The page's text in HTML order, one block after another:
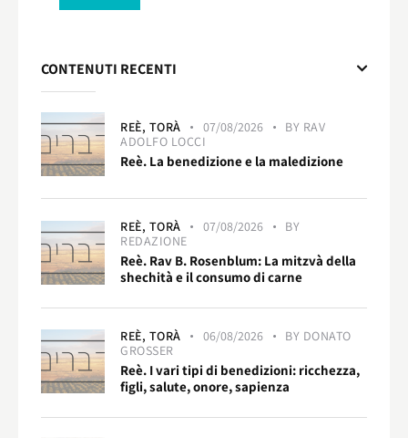
CONTENUTI RECENTI
REÈ, TORÀ 07/08/2026 BY RAV
ADOLFO LOCCI
Reè. La benedizione e la maledizione
REÈ, TORÀ 07/08/2026
BY
REDAZIONE
Reè. Rav B. Rosenblum: La mitzvà della
shechità e il consumo di carne
REÈ, TORÀ 06/08/2026 BY DONATO
GROSSER
Reè. I vari tipi di benedizioni: ricchezza,
figli, salute, onore, sapienza